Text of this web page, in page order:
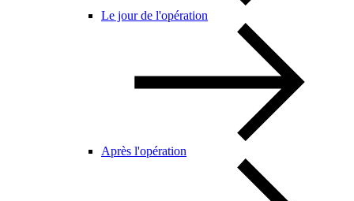
Le jour de l'opération
Après l'opération